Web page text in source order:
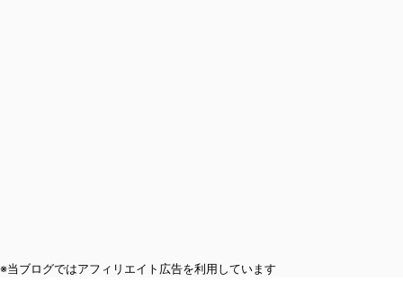
※当ブログではアフィリエイト広告を利用しています